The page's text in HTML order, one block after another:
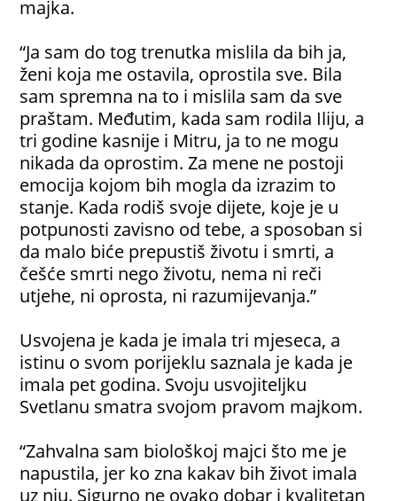
majka.
“Ja sam do tog trenutka mislila da bih ja,
ženi koja me ostavila, oprostila sve. Bila
sam spremna na to i mislila sam da sve
praštam. Međutim, kada sam rodila Iliju, a
tri godine kasnije i Mitru, ja to ne mogu
nikada da oprostim. Za mene ne postoji
emocija kojom bih mogla da izrazim to
stanje. Kada rodiš svoje dijete, koje je u
potpunosti zavisno od tebe, a sposoban si
da malo biće prepustiš životu i smrti, a
češće smrti nego životu, nema ni reči
utjehe, ni oprosta, ni razumijevanja.”
Usvojena je kada je imala tri mjeseca, a
istinu o svom porijeklu saznala je kada je
imala pet godina. Svoju usvojiteljku
Svetlanu smatra svojom pravom majkom.
“Zahvalna sam biološkoj majci što me je
napustila, jer ko zna kakav bih život imala
uz nju. Sigurno ne ovako dobar i kvalitetan